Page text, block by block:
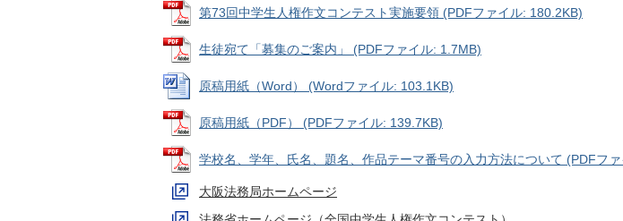
第73回中学⽣⼈権作⽂コンテスト実施要領 (PDFファイル: 180.2KB)
⽣徒宛て「募集のご案内」 (PDFファイル: 1.7MB)
原稿⽤紙（Word） (Wordファイル: 103.1KB)
原稿⽤紙（PDF） (PDFファイル: 139.7KB)
学校名、学年、⽒名、題名、作品テーマ番号の⼊⼒⽅法について (PDFフ
⼤阪法務局ホームページ